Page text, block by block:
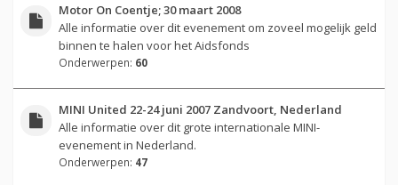
Motor On Coentje; 30 maart 2008
Alle informatie over dit evenement om zoveel mogelijk geld
binnen te halen voor het Aidsfonds
Onderwerpen: 60
MINI United 22-24 juni 2007 Zandvoort, Nederland
Alle informatie over dit grote internationale MINI-
evenement in Nederland.
Onderwerpen: 47